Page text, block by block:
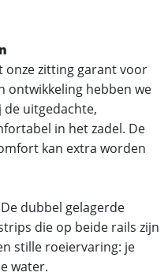
onze zitting garant voor
ontwikkeling hebben we
de uitgedachte,
in het zadel. De
kan extra worden
dubbel gelagerde
die op beide rails zijn
stille roeiervaring: je
water.